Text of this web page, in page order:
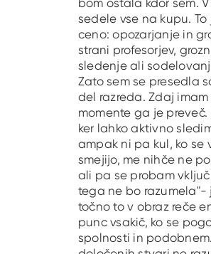
sedele vse na kupu.
ceno: opozarjanje in
strani profesorjev,
sledenje ali
Zato sem se presedla
del razreda. Zdaj imam
momente ga je preveč.
ker lahko aktivno
ampak ni pa kul, ko se
smejijo, me nihče ne
ali pa se probam
tega ne bo razumela"-
točno to v obraz reče
punc vsakič, ko se
spolnosti in